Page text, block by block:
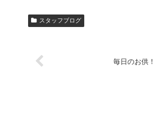
スタッフブログ
毎日のお供！